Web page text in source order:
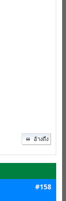
อ้างถึง
#158